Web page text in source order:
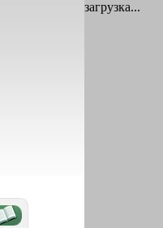
загрузка...